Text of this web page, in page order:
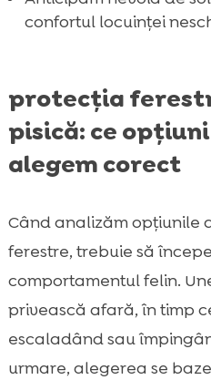
confortul locuinței
protecția
pisică: ce
alegem corect
Când analizăm opțiunile
ferestre, trebuie să
comportamentul felin.
privească afară, în timp
escaladând sau
urmare, alegerea se